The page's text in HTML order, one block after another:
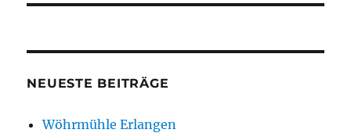
NEUESTE BEITRÄGE
Wöhrmühle Erlangen